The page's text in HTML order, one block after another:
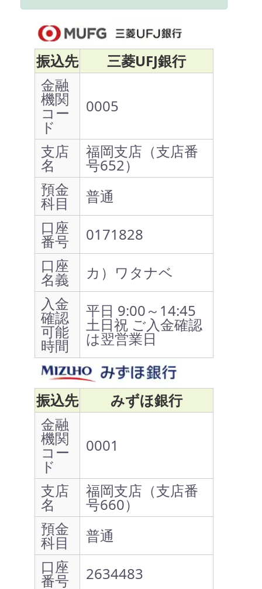
振込先
三菱UFJ銀行
金融
機関
コー
ド
0005
支店
名
福岡支店（支店番
号652）
預金
科目
普通
口座
番号
0171828
口座
名義
カ）ワタナベ
入金
確認
可能
時間
平日 9:00～14:45
土日祝 ご入金確認
は翌営業日
振込先
みずほ銀行
金融
機関
コー
ド
0001
支店
名
福岡支店（支店番
号660）
預金
科目
普通
口座
番号 2634483